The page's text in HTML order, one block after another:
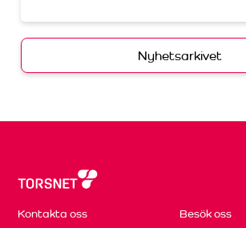
Nyhetsarkivet
Kontakta oss Besök oss